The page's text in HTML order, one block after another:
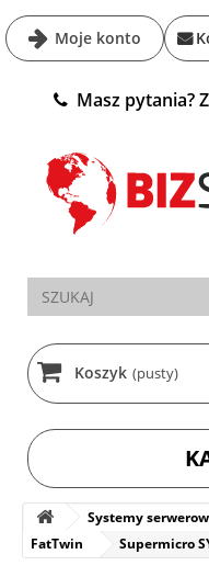
Moje konto
Masz pytania?
Koszyk (pusty)
Systemy
FatTwin
Supermicro